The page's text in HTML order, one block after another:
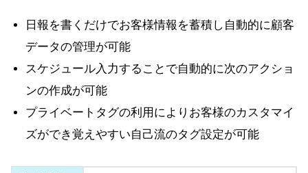
日報を書くだけでお客様情報を蓄積し自動的に顧客
データの管理が可能
スケジュール入力することで自動的に次のアクショ
ンの作成が可能
プライベートタグの利用によりお客様のカスタマイ
ズができ覚えやすい自己流のタグ設定が可能